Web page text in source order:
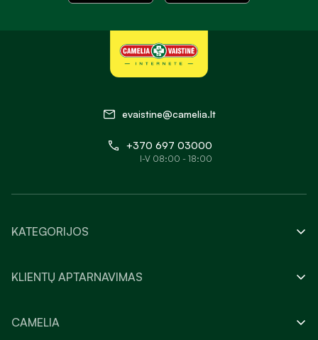
evaistine@camelia.lt
+370 697 03000
I-V 08:00 - 18:00
KATEGORIJOS
KLIENTŲ APTARNAVIMAS
CAMELIA